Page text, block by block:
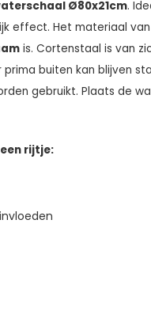
Ø80x21cm.
effect. Het materiaal
is. Cortenstaal is van
buiten kan blijven
gebruikt. Plaats de
rijtje: